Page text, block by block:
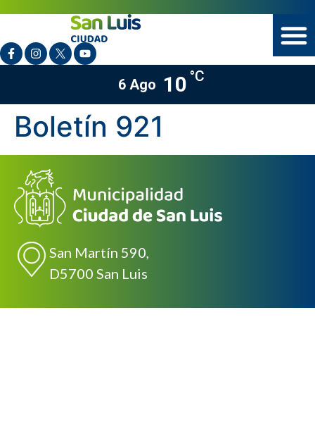
6 Ago 10 °C
Boletín 921
San Martín 590,
D5700 San Luis